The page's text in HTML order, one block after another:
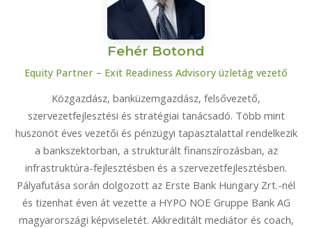
Fehér Botond
Equity Partner – Exit Readiness Advisory üzletág vezető
Közgazdász, banküzemgazdász, felsővezető,
szervezetfejlesztési és stratégiai tanácsadó. Több mint
huszonöt éves vezetői és pénzügyi tapasztalattal rendelkezik
a bankszektorban, a strukturált finanszírozásban, az
infrastruktúra-fejlesztésben és a szervezetfejlesztésben.
Pályafutása során dolgozott az Erste Bank Hungary Zrt.-nél
és tizenhat éven át vezette a HYPO NOE Gruppe Bank AG
magyarországi képviseletét. Akkreditált mediátor és coach,